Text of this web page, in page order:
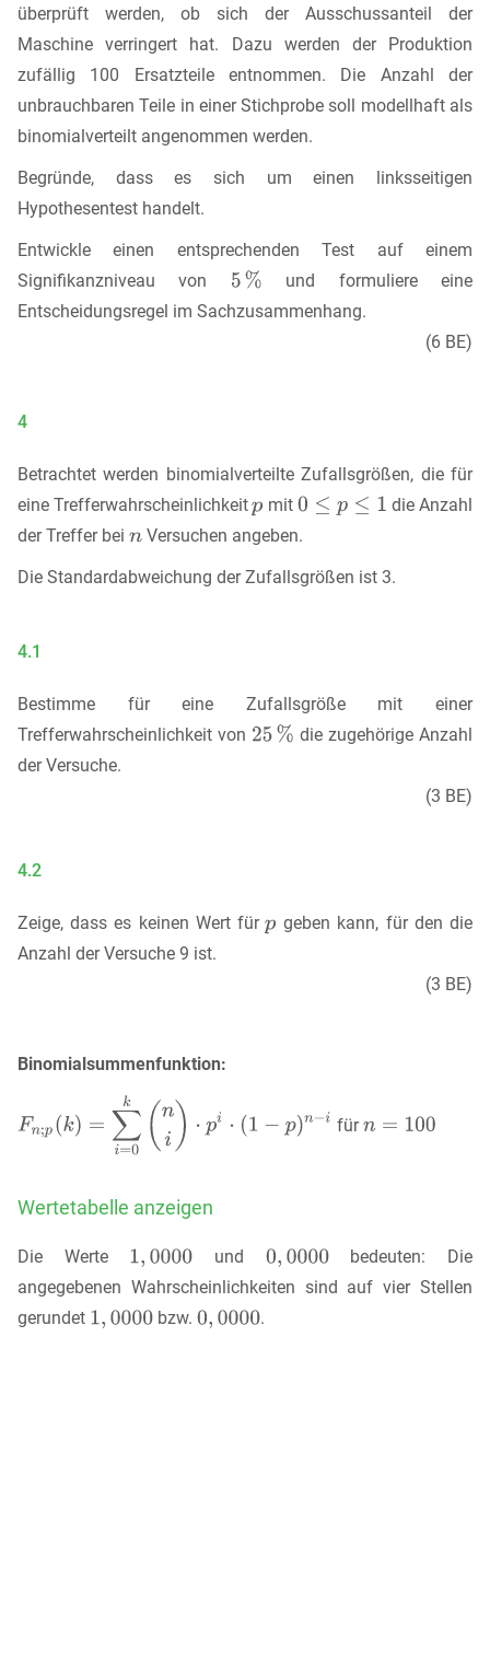
überprüft werden, ob sich der Ausschussanteil der
Maschine verringert hat. Dazu werden der Produktion
zufällig 100 Ersatzteile entnommen. Die Anzahl der
unbrauchbaren Teile in einer Stichprobe soll modellhaft als
binomialverteilt angenommen werden.
Begründe, dass es sich um einen linksseitigen
Hypothesentest handelt.
Entwickle einen entsprechenden Test auf einem
Signifikanzniveau von
und formuliere eine
Entscheidungsregel im Sachzusammenhang.
(6 BE)
4
Betrachtet werden binomialverteilte Zufallsgrößen, die für
eine Trefferwahrscheinlichkeit
mit
die Anzahl
der Treffer bei
Versuchen angeben.
Die Standardabweichung der Zufallsgrößen ist 3.
4.1
Bestimme für eine Zufallsgröße mit einer
Trefferwahrscheinlichkeit von
die zugehörige Anzahl
der Versuche.
(3 BE)
4.2
Zeige, dass es keinen Wert für
geben kann, für den die
Anzahl der Versuche 9 ist.
(3 BE)
Binomialsummenfunktion:
für
Wertetabelle anzeigen
Die Werte und
bedeuten: Die
angegebenen Wahrscheinlichkeiten sind auf vier Stellen
gerundet
bzw. .